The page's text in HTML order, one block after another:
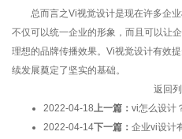
总而言之Vi视觉设计是现在许多企业
不仅可以统一企业的形象，而且可以让
理想的品牌传播效果。Vi视觉设计有效
续发展奠定了坚实的基础。
返回
2022-04-18上一篇： vi怎么设计
2022-04-14下一篇： 企业vi设计